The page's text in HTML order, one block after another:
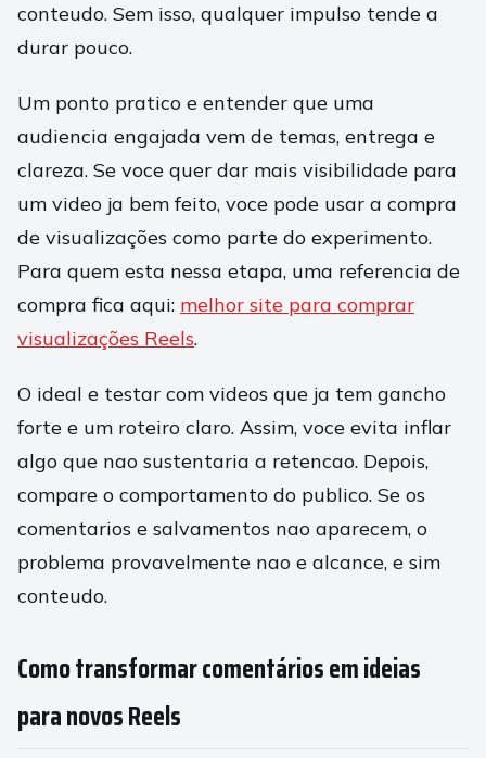
conteudo. Sem isso, qualquer impulso tende a
durar pouco.
Um ponto pratico e entender que uma
audiencia engajada vem de temas, entrega e
clareza. Se voce quer dar mais visibilidade para
um video ja bem feito, voce pode usar a compra
de visualizações como parte do experimento.
Para quem esta nessa etapa, uma referencia de
compra fica aqui: melhor site para comprar
visualizações Reels.
O ideal e testar com videos que ja tem gancho
forte e um roteiro claro. Assim, voce evita inflar
algo que nao sustentaria a retencao. Depois,
compare o comportamento do publico. Se os
comentarios e salvamentos nao aparecem, o
problema provavelmente nao e alcance, e sim
conteudo.
Como transformar comentários em ideias
para novos Reels